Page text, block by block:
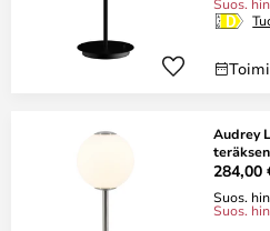
Audrey
284,00
Suos.
Suos.